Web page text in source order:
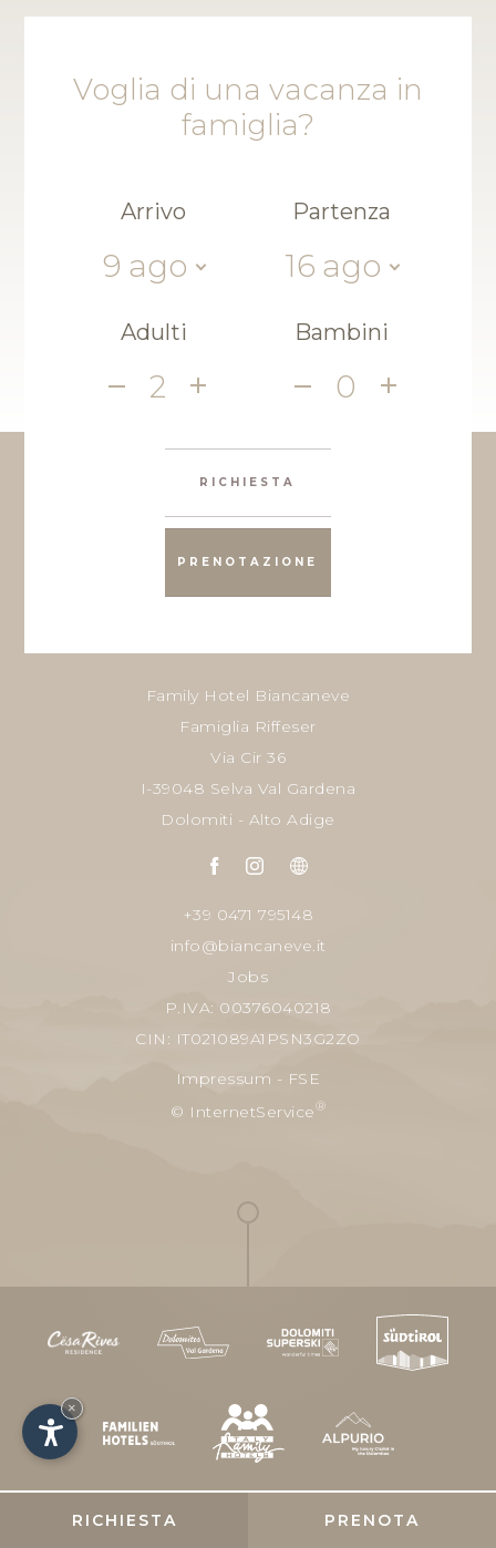
RICHIESTA PRENOTA
Voglia di una vacanza in
famiglia?
Arrivo
9 ago
Partenza
16 ago
Adulti
2
Bambini
0
RICHIESTA
PRENOTAZIONE
Family Hotel Biancaneve
Famiglia Riffeser
Via Cir 36
I-39048 Selva Val Gardena
Dolomiti - Alto Adige
+39 0471 795148
info@biancaneve.it
Jobs
P.IVA: 00376040218
CIN: IT021089A1PSN3G2ZO
Impressum - FSE
© InternetService®
×